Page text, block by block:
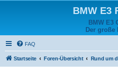
BMW E3
BMW E3
Der große
FAQ
Startseite Foren-Übersicht Rund um